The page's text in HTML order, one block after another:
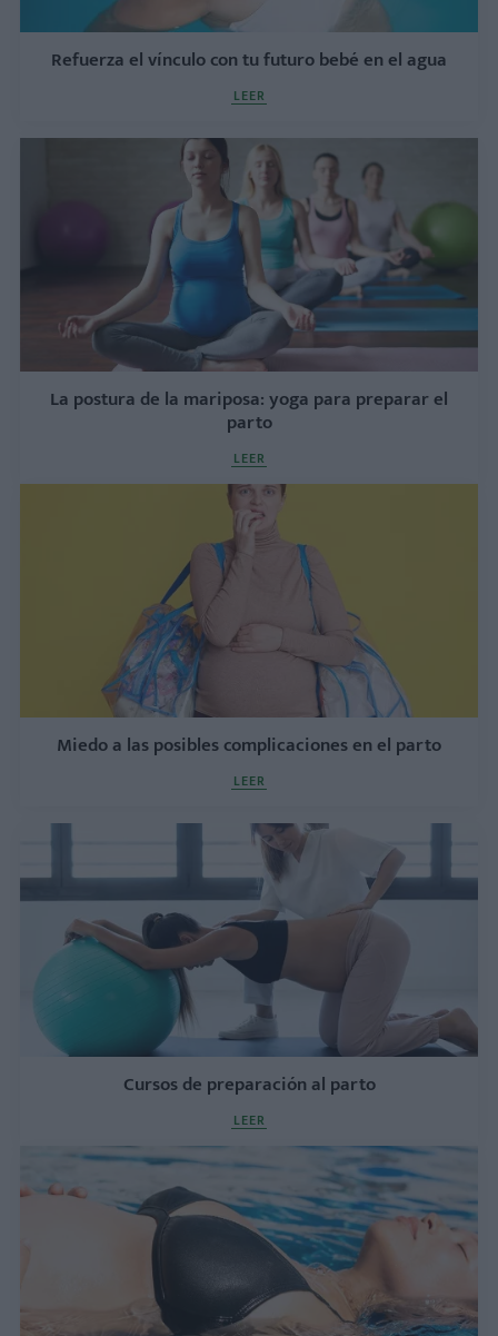
Refuerza el vínculo con tu futuro bebé en el agua
LEER
La postura de la mariposa: yoga para preparar el
parto
LEER
Miedo a las posibles complicaciones en el parto
LEER
Cursos de preparación al parto
LEER